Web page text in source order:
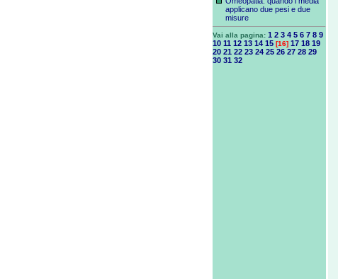
applicano due pesi e due
misure
Vai alla pagina: 1 2 3 4 5 6 7 8 9
10 11 12 13 14 15 [16] 17 18 19
20 21 22 23 24 25 26 27 28 29
30 31 32